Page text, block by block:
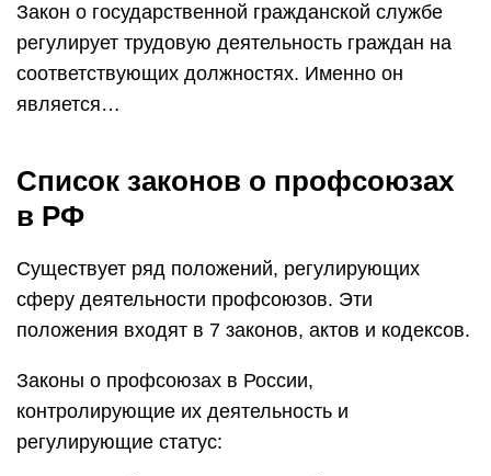
Закон о государственной гражданской службе
регулирует трудовую деятельность граждан на
соответствующих должностях. Именно он
является…
Список законов о профсоюзах
в РФ
Существует ряд положений, регулирующих
сферу деятельности профсоюзов. Эти
положения входят в 7 законов, актов и кодексов.
Законы о профсоюзах в России,
контролирующие их деятельность и
регулирующие статус: